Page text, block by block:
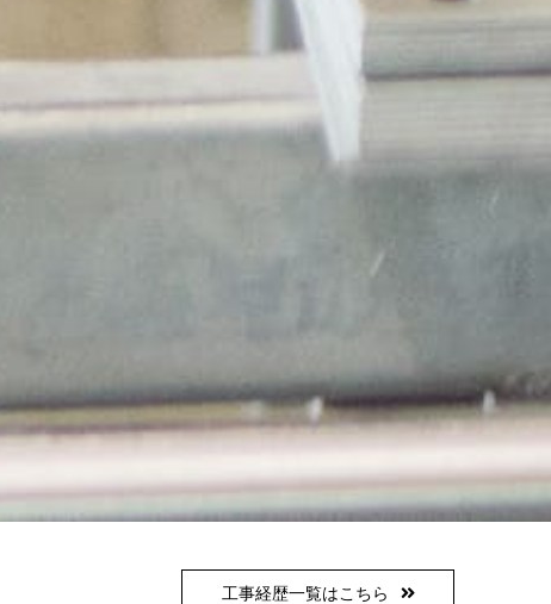
工事経歴一覧はこちら